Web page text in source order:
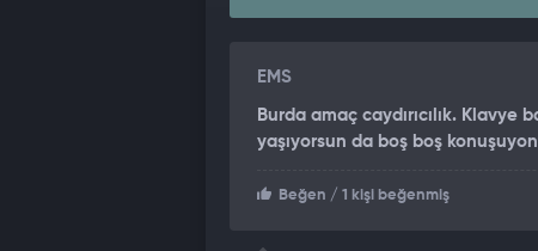
EMS
Burda amaç caydırıcılık. Klavye
yaşıyorsun da boş boş konuşuyon
Beğen / 1 kişi beğenmiş